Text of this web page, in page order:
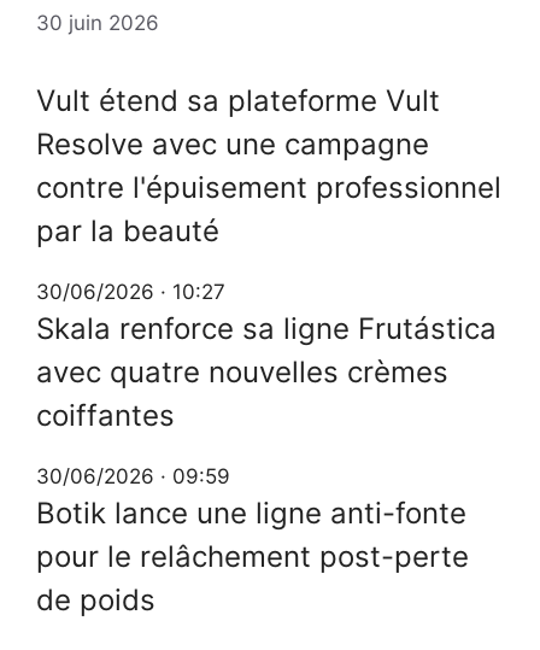
30 juin 2026
Vult étend sa plateforme Vult
Resolve avec une campagne
contre l'épuisement professionnel
par la beauté
30/06/2026 · 10:27
Skala renforce sa ligne Frutástica
avec quatre nouvelles crèmes
coiffantes
30/06/2026 · 09:59
Botik lance une ligne anti-fonte
pour le relâchement post-perte
de poids